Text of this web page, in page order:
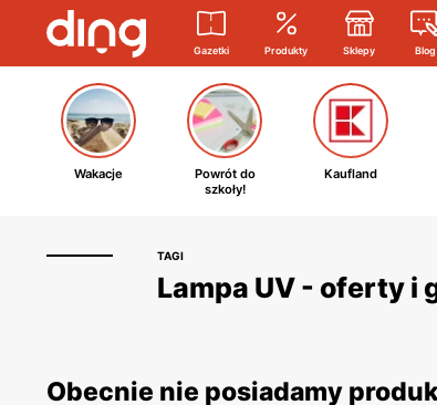
Gazetki Produkty Sklepy Blog
Wakacje
Powrót do
szkoły!
Kaufland
TAGI
Lampa UV - oferty i
Obecnie nie posiadamy